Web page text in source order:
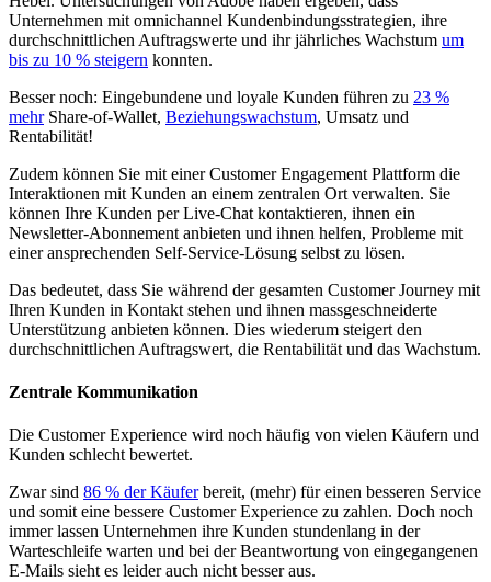
Unternehmen mit omnichannel Kundenbindungsstrategien, ihre
durchschnittlichen Auftragswerte und ihr jährliches Wachstum um
bis zu 10 % steigern konnten.
Besser noch: Eingebundene und loyale Kunden führen zu 23 %
mehrShare-of-Wallet, Beziehungswachstum, Umsatz und
Rentabilität!
Zudem können Sie mit einer Customer Engagement Plattform die
Interaktionen mit Kunden an einem zentralen Ort verwalten. Sie
können Ihre Kunden per Live-Chat kontaktieren, ihnen ein
Newsletter-Abonnement anbieten und ihnen helfen, Probleme mit
einer ansprechenden Self-Service-Lösung selbst zu lösen.
Das bedeutet, dass Sie während der gesamten Customer Journey mit
Ihren Kunden in Kontakt stehen und ihnen massgeschneiderte
Unterstützung anbieten können. Dies wiederum steigert den
durchschnittlichen Auftragswert, die Rentabilität und das Wachstum.
Zentrale Kommunikation
Die Customer Experience wird noch häufig von vielen Käufern und
Kunden schlecht bewertet.
Zwar sind 86 % der Käuferbereit, (mehr) für einen besseren Service
und somit eine bessere Customer Experience zu zahlen. Doch noch
immer lassen Unternehmen ihre Kunden stundenlang in der
Warteschleife warten und bei der Beantwortung von eingegangenen
E-Mails sieht es leider auch nicht besser aus.